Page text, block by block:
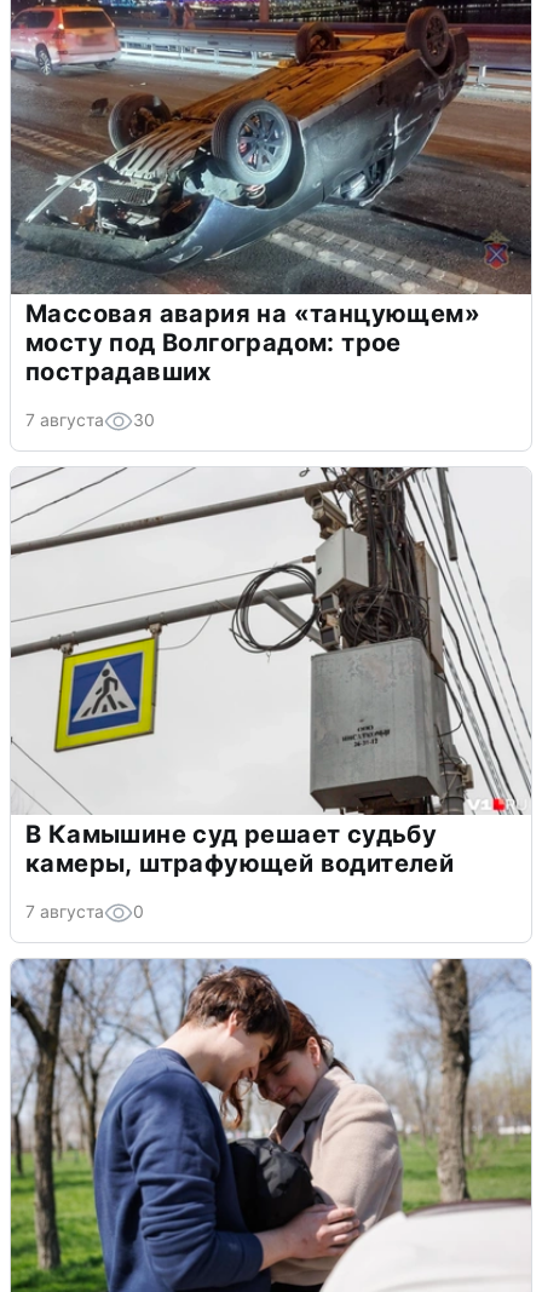
Массовая авария на «танцующем»
мосту под Волгоградом: трое
пострадавших
7 августа 30
В Камышине суд решает судьбу
камеры, штрафующей водителей
7 августа 0